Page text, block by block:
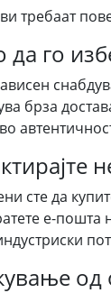
требаат
да го
брза
сте да
е-пошта
од